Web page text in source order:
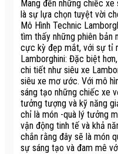
Mang đến những chiếc
là sự lựa chọn tuyệt vời
Mô Hình Technic
tìm thấy những phiên bản
cực kỳ đẹp mắt, với sự tỉ
Lamborghini: Đặc biệt
chi tiết như siêu xe
siêu xe mơ ước. Với mô
sáng tạo những chiếc xe
tưởng tượng và kỹ năng
chỉ là món -quà lý tưởng
vận động tinh tế và khả
chắn rằng đây sẽ là món
sự sáng tạo và đam mê